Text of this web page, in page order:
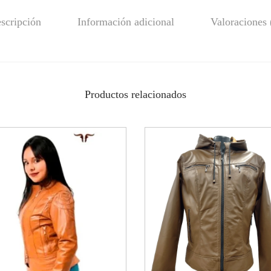
Información adicional Valoraciones
Productos relacionados